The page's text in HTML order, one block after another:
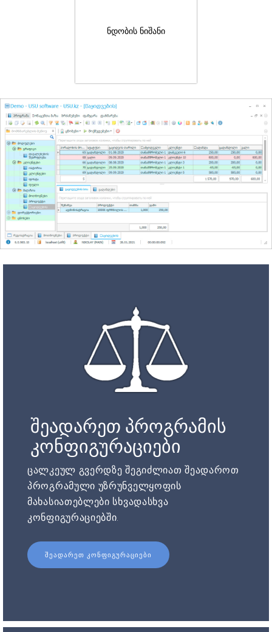
ნდობის ნიშანი
შეადარეთ პროგრამის
კონფიგურაციები
ცალკეულ გვერდზე შეგიძლიათ შეადაროთ
პროგრამული უზრუნველყოფის
მახასიათებლები სხვადასხვა
კონფიგურაციებში.
ᲨᲔᲐᲓᲐᲠᲔᲗ ᲙᲝᲜᲤᲘᲒᲣᲠᲐᲪᲘᲔᲑᲘ